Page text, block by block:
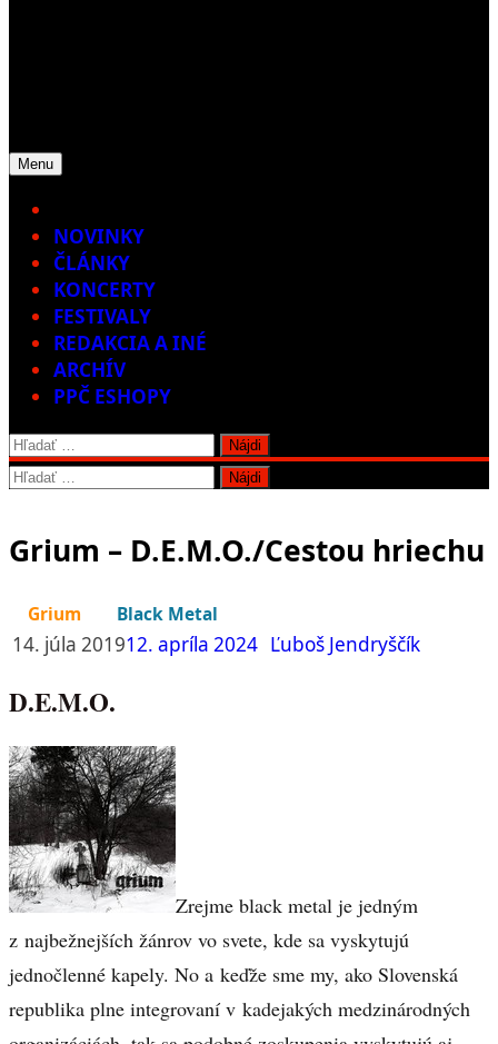
Menu
NOVINKY
ČLÁNKY
KONCERTY
FESTIVALY
REDAKCIA A INÉ
ARCHÍV
PPČ ESHOPY
Hľadať:
Hľadať:
Grium – D.E.M.O./Cestou hriechu
Grium Black Metal
14. júla 201912. apríla 2024 Ľuboš Jendryščík
D.E.M.O.
Zrejme black metal je jedným
z najbežnejších žánrov vo svete, kde sa vyskytujú
jednočlenné kapely. No a keďže sme my, ako Slovenská
republika plne integrovaní v kadejakých medzinárodných